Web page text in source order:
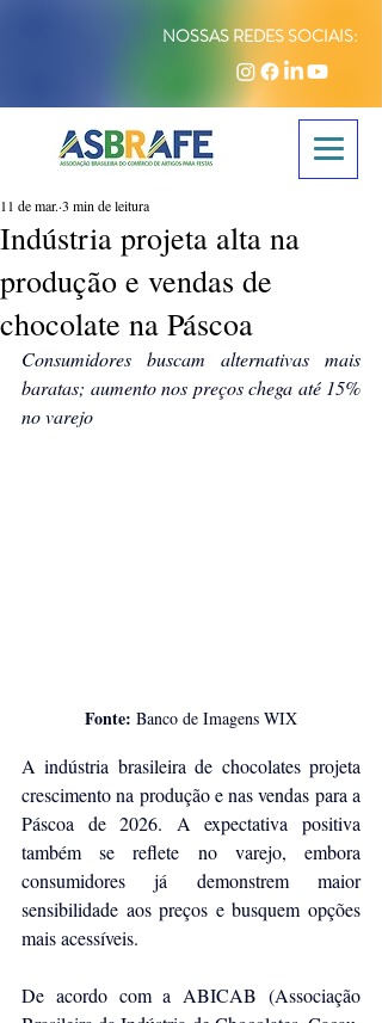
NOSSAS REDES SOCIAIS:
Indústria projeta alta na
produção e vendas de
chocolate na Páscoa
11 de mar. 3 min de leitura
Consumidores buscam alternativas mais
baratas; aumento nos preços chega até 15%
no varejo
Fonte: Banco de Imagens WIX
A indústria brasileira de chocolates projeta
crescimento na produção e nas vendas para a
Páscoa de 2026. A expectativa positiva
também se reflete no varejo, embora
consumidores já demonstrem maior
sensibilidade aos preços e busquem opções
mais acessíveis.
De acordo com a ABICAB (Associação